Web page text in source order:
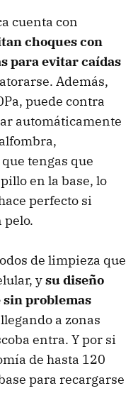
cuenta con
choques con
para evitar caídas
Además,
puede contra
automáticamente
tengas que
en la base, lo
perfecto si
pelo.
de limpieza que
ysu diseño
problemas
a zonas
entra. Y por si
de hasta 120
para recargarse